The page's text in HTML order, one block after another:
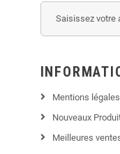
Mentions légales
Nouveaux
Meilleures